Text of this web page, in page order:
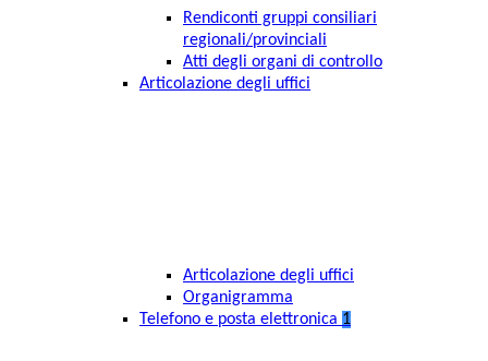
Rendiconti gruppi consiliari
regionali/provinciali
Atti degli organi di controllo
Articolazione degli uffici
Articolazione degli uffici
Organigramma
Telefono e posta elettronica 1